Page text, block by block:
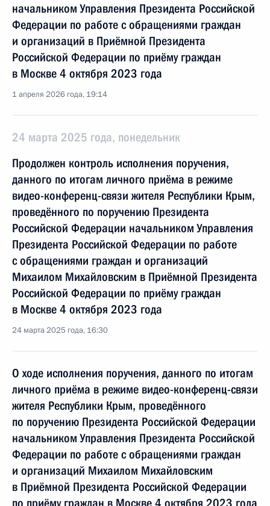
начальником Управления Президента Российской
Федерации по работе с обращениями граждан
и организаций в Приёмной Президента
Российской Федерации по приёму граждан
в Москве 4 октября 2023 года
1 апреля 2026 года, 19:14
24 марта 2025 года, понедельник
Продолжен контроль исполнения поручения,
данного по итогам личного приёма в режиме
видео-конференц-связи жителя Республики Крым,
проведённого по поручению Президента
Российской Федерации начальником Управления
Президента Российской Федерации по работе
с обращениями граждан и организаций
Михаилом Михайловским в Приёмной Президента
Российской Федерации по приёму граждан
в Москве 4 октября 2023 года
24 марта 2025 года, 16:30
О ходе исполнения поручения, данного по итогам
личного приёма в режиме видео-конференц-связи
жителя Республики Крым, проведённого
по поручению Президента Российской Федерации
начальником Управления Президента Российской
Федерации по работе с обращениями граждан
и организаций Михаилом Михайловским
в Приёмной Президента Российской Федерации
по приёму граждан в Москве 4 октября 2023 года